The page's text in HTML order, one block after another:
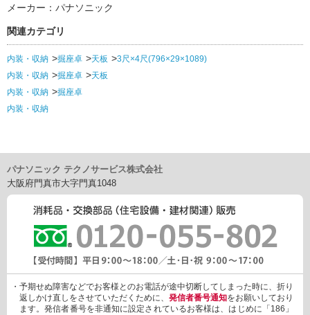
メーカー：パナソニック
関連カテゴリ
内装・収納 掘座卓 天板
3尺×4尺(796×29×1089)
内装・収納
掘座卓
天板
内装・収納
掘座卓
内装・収納
パナソニック テクノサービス株式会社
大阪府門真市大字門真1048
・予期せぬ障害などでお客様とのお電話が途中切断してしまった時に、折り
返しかけ直しをさせていただくために、 発信者番号通知をお願いしており
ます。発信者番号を非通知に設定されているお客様は、はじめに「186」